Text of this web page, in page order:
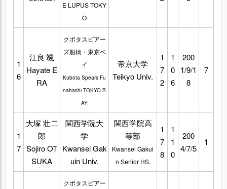
E LUPUS TOKY
O
1
6
江良 颯
Hayate E
RA
クボタスピアー
ズ船橋・東京ベ
イ
Kubota Spears Fu
nabashi TOKYO-B
AY
帝京大学
Teikyo Univ.
1
7
2
1
0
6
200
1/9/1
8
7
1
7
大塚 壮二
郎
Sojiro OT
SUKA
関西学院大
学
Kwansei Gak
uin Univ.
関西学院高
等部
Kwansei Gakui
n Senior HS.
1
7
8
1
1
0
200
4/7/5
1
クボタスピアー